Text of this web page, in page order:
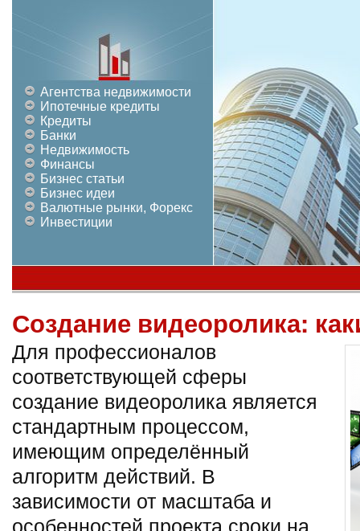
Агентства недвижимости
Ипотечные кредиты
Кредиты
Банки
Недвижимость
Финансы
Бизнес статьи
Бизнес идеи
Валютные рынки, Форекс
Инвестиции
Создание видеоролика:
Для профессионалов
соответствующей сферы
создание видеоролика является
стандартным процессом,
имеющим определённый
алгоритм действий. В
зависимости от масштаба и
особенностей проекта сроки на